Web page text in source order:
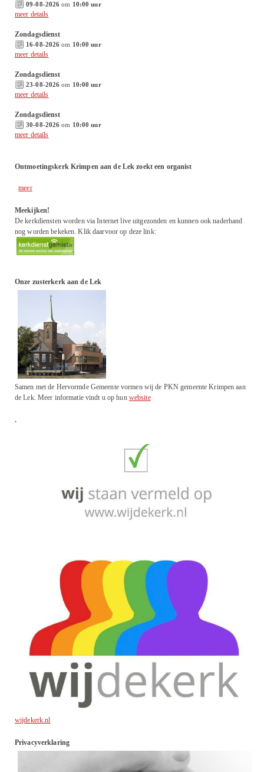
09-08-2026 om 10:00 uur
meer details
Zondagsdienst
16-08-2026 om 10:00 uur
meer details
Zondagsdienst
23-08-2026 om 10:00 uur
meer details
Zondagsdienst
30-08-2026 om 10:00 uur
meer details
Ontmoetingskerk Krimpen aan de Lek zoekt een organist
meer
Meekijken!
De kerkdiensten worden via Internet live uitgezonden en kunnen ook naderhand
nog worden bekeken. Klik daarvoor op deze link:
Onze zusterkerk aan de Lek
Samen met de Hervormde Gemeente vormen wij de PKN gemeente Krimpen aan
de Lek. Meer informatie vindt u op hun website
.
wijdekerk.nl
Privacyverklaring